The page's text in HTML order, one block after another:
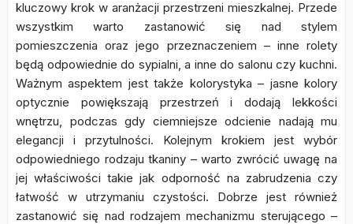
kluczowy krok w aranżacji przestrzeni mieszkalnej. Przede
wszystkim warto zastanowić się nad stylem
pomieszczenia oraz jego przeznaczeniem – inne rolety
będą odpowiednie do sypialni, a inne do salonu czy kuchni.
Ważnym aspektem jest także kolorystyka – jasne kolory
optycznie powiększają przestrzeń i dodają lekkości
wnętrzu, podczas gdy ciemniejsze odcienie nadają mu
elegancji i przytulności. Kolejnym krokiem jest wybór
odpowiedniego rodzaju tkaniny – warto zwrócić uwagę na
jej właściwości takie jak odporność na zabrudzenia czy
łatwość w utrzymaniu czystości. Dobrze jest również
zastanowić się nad rodzajem mechanizmu sterującego –